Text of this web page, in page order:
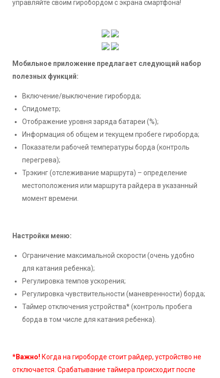
управляйте своим гиробордом с экрана смартфона!
Мобильное приложение предлагает следующий набор
полезных функций:
Включение/выключение гироборда;
Спидометр;
Отображение уровня заряда батареи (%);
Информация об общем и текущем пробеге гироборда;
Показатели рабочей температуры борда (контроль
перегрева);
Трэкинг (отслеживание маршрута) – определение
местоположения или маршрута райдера в указанный
момент времени.
Настройки меню:
Ограничение максимальной скорости (очень удобно
для катания ребенка);
Регулировка темпов ускорения;
Регулировка чувствительности (маневренности) борда;
Таймер отключения устройства* (контроль пробега
борда в том числе для катания ребенка).
*Важно! Когда на гироборде стоит райдер, устройство не
отключается. Срабатывание таймера происходит после